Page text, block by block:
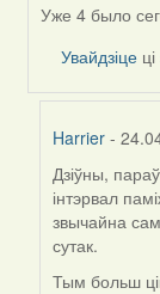
In
reply
by
Уже 4 было
Увайдзіце ці
Harrier -
In
reply
to
by
Alla
Дзіўны,
інтэрвал
звычайна
сутак.
Тым больш